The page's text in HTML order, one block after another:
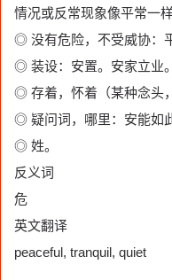
情况或反常现象像平常一
◎ 没有危险，不受威协：
◎ 装设：安置。安家立业。
◎ 存着，怀着（某种念头
◎ 疑问词，哪里：安能如
◎ 姓。
反义词
危
英文翻译
peaceful, tranquil, quiet